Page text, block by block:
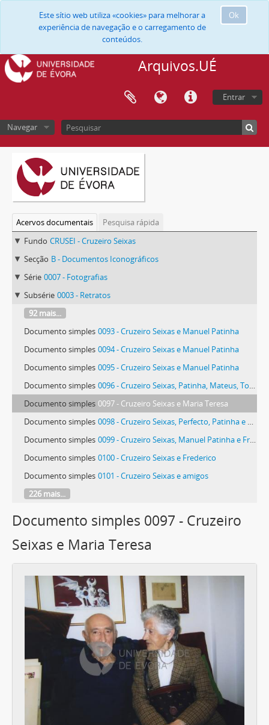
Ok
Este sítio web utiliza «cookies» para melhorar a
experiência de navegação e o carregamento de
conteúdos.
Arquivos.UÉ
Entrar
Navegar
Acervos documentais
Pesquisa rápida
Fundo CRUSEI - Cruzeiro Seixas
Secção B - Documentos Iconográficos
Série 0007 - Fotografias
Subsérie 0003 - Retratos
92 mais...
Documento simples 0093 - Cruzeiro Seixas e Manuel Patinha
Documento simples 0094 - Cruzeiro Seixas e Manuel Patinha
Documento simples 0095 - Cruzeiro Seixas e Manuel Patinha
Documento simples 0096 - Cruzeiro Seixas, Patinha, Mateus, Tomé e outros
Documento simples 0097 - Cruzeiro Seixas e Maria Teresa
Documento simples 0098 - Cruzeiro Seixas, Perfecto, Patinha e Frederico
Documento simples 0099 - Cruzeiro Seixas, Manuel Patinha e Frederico
Documento simples 0100 - Cruzeiro Seixas e Frederico
Documento simples 0101 - Cruzeiro Seixas e amigos
226 mais...
Documento simples 0097 - Cruzeiro
Seixas e Maria Teresa